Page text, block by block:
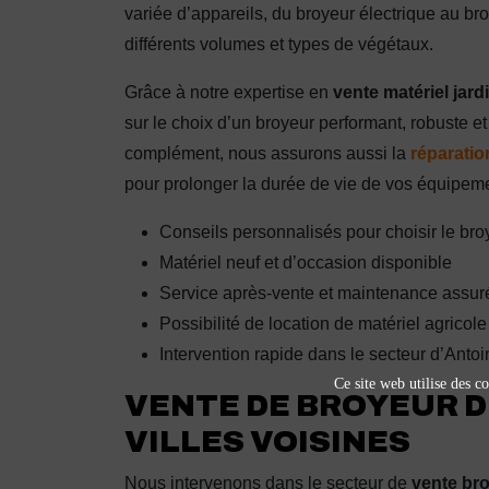
variée d’appareils, du broyeur électrique au
différents volumes et types de végétaux.
Grâce à notre expertise en vente matériel
sur le choix d’un broyeur performant, robuste
complément, nous assurons aussi la
pour prolonger la durée de vie de vos
Conseils personnalisés pour choisir le
Matériel neuf et d’occasion disponible
Service après-vente et maintenance
Possibilité de location de matériel
Intervention rapide dans le secteur
VENTE DE BROYEUR
VILLES VOISINES
Nous intervenons dans le secteur de vente
Ce site web utilise des